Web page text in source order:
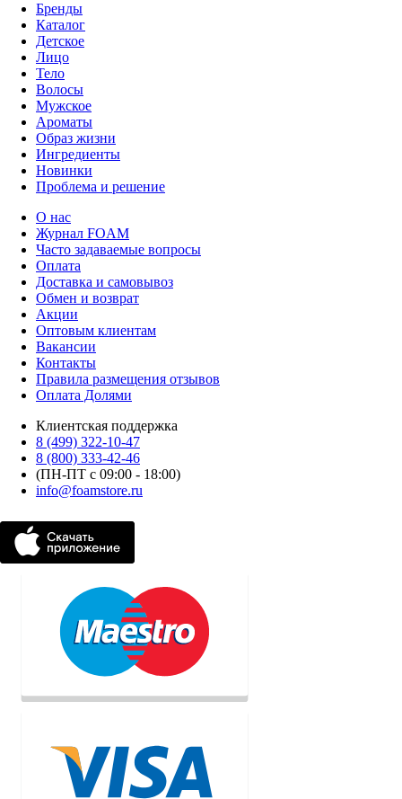
Бренды
Каталог
Детское
Лицо
Тело
Волосы
Мужское
Ароматы
Образ жизни
Ингредиенты
Новинки
Проблема и решение
О нас
Журнал FOAM
Часто задаваемые вопросы
Оплата
Доставка и самовывоз
Обмен и возврат
Акции
Оптовым клиентам
Вакансии
Контакты
Правила размещения отзывов
Оплата Долями
Клиентская поддержка
8 (499) 322-10-47
8 (800) 333-42-46
(ПН-ПТ с 09:00 - 18:00)
info@foamstore.ru